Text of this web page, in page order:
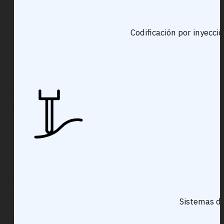
Codificación por
Sistemas